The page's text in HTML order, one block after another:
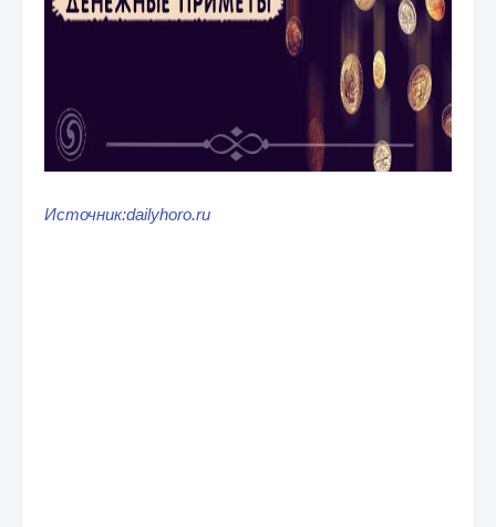
Источник:dailyhoro.ru